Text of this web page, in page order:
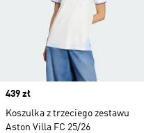
Price
439 zł
Koszulka z trzeciego zestawu
Aston Villa FC 25/26